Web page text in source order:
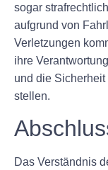
sogar
aufgrund von
Verletzungen
ihre
und die
stellen.
Das Verständnis